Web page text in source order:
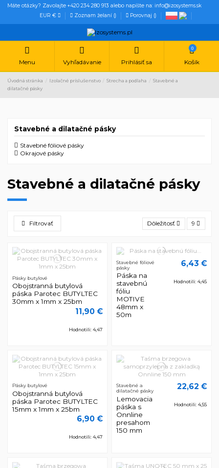
Máte otázky? Zavolajte +420 234 280 913 alebo napíšte na: info@izosystems.sk
EUR €
Zoznam želaní () Porovnaj ()
Menu Vyhľadávanie Prihlásiť sa
0
Košík
Úvodná stránka Izolačné príslušenstvo Strecha a podlaha
Stavebné a
dilatačné pásky
Stavebné a dilatačné pásky
Filtrovať Dôležitosť 9
Pásky butylové
Obojstranná butylová
páska Parotec BUTYLTEC
30mm x 1mm x 25bm
11,90 €
Hodnotili: 4,47
Stavebné fóliové
pásky
Páska na
stavebnú
fóliu
MOTIVE
48mm x
50m
6,43 €
Hodnotili: 4,45
Pásky butylové
Obojstranná butylová
páska Parotec BUTYLTEC
15mm x 1mm x 25bm
6,90 €
Hodnotili: 4,47
Stavebné a
dilatačné pásky
Lemovacia
páska s
Onnline
presahom
150 mm
22,62 €
Hodnotili: 4,55
Stavebné a dilatačné pásky
Stavebné fóliové pásky
Okrajové pásky